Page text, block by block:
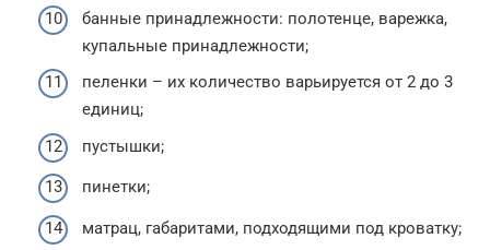
банные принадлежности: полотенце, варежка,
купальные принадлежности;
пеленки – их количество варьируется от 2 до 3
единиц;
пустышки;
пинетки;
матрац, габаритами, подходящими под кроватку;